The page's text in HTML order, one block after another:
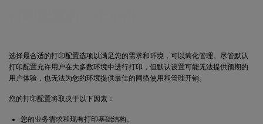
选择最合适的打印配置选项以满足您的需求和环境，可以简化管理。尽管默认
打印配置允许用户在大多数环境中进行打印，但默认设置可能无法提供预期的
用户体验，也无法为您的环境提供最佳的网络使用和管理开销。
您的打印配置将取决于以下因素：
您的业务需求和现有打印基础结构。